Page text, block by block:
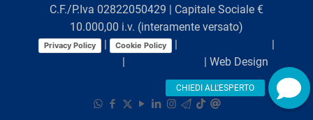
C.F./P.Iva 02822050429 | Capitale Sociale €
10.000,00 i.v. (interamente versato)
Privacy Policy Cookie Policy
| Web Design
Viaggio Digitale